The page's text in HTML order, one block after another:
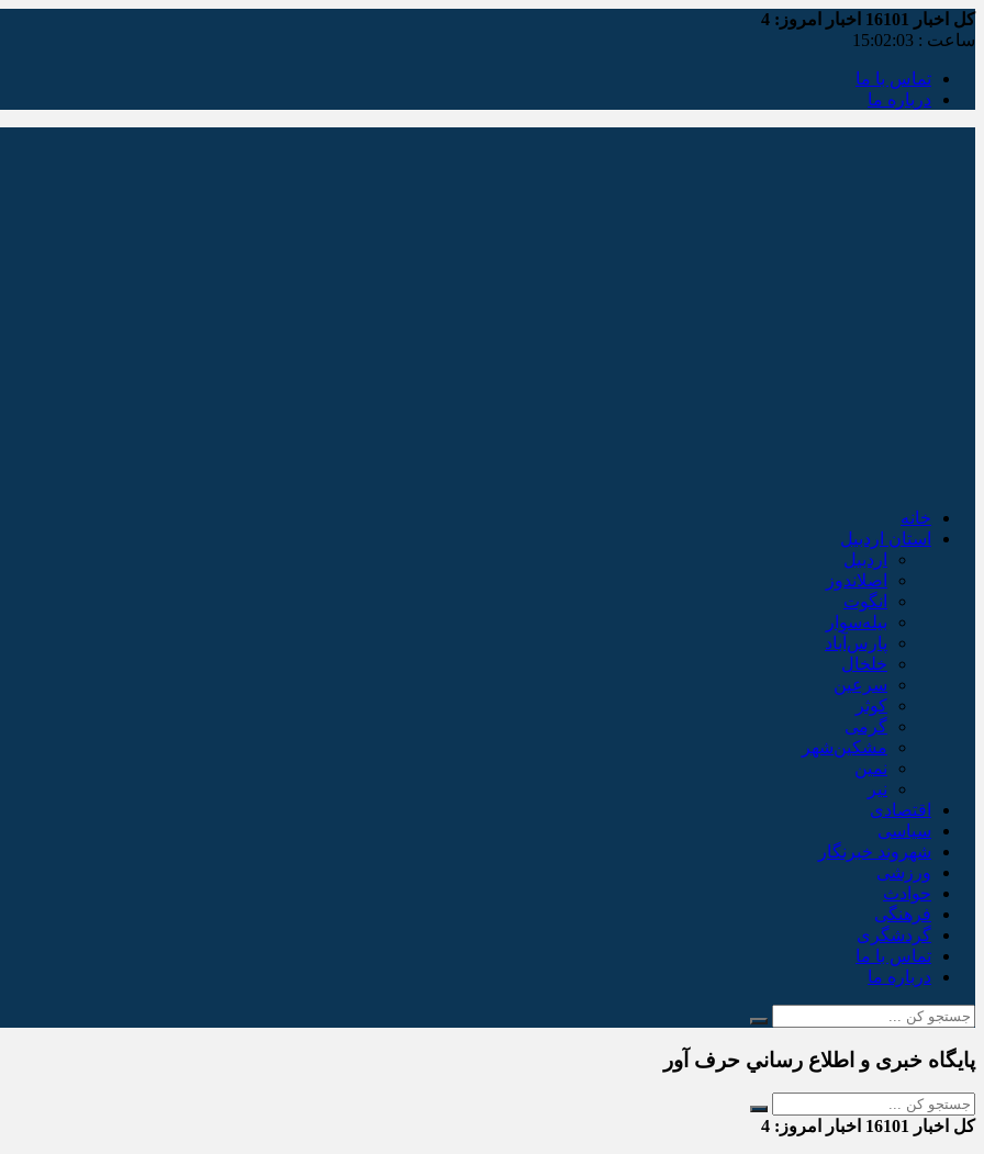
کل اخبار اخبار امروز: 4
ساعت : 15:02:04
تماس با ما
درباره ما
خانه
استان اردبیل
اردبیل
اصلاندوز
انگوت
بیله‌سوار
پارس‌آباد
خلخال
سرعین
کوثر
گرمی
مشکین‌شهر
نمین
نیر
اقتصادی
سیاسی
شهروند خبرنگار
ورزشی
حوادث
فرهنگی
گردشگری
تماس با ما
درباره ما
پایگاه خبری و اطلاع رساني حرف آور
کل اخبار اخبار امروز: 4